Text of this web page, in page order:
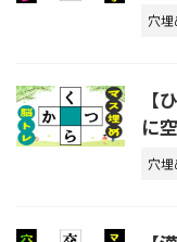
穴
【
に
穴